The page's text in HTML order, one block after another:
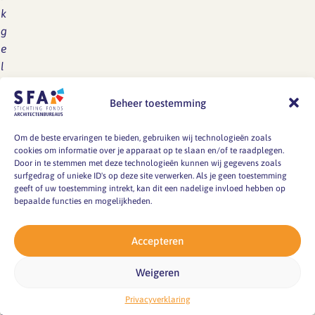
Beheer toestemming
Om de beste ervaringen te bieden, gebruiken wij technologieën zoals
cookies om informatie over je apparaat op te slaan en/of te raadplegen.
Door in te stemmen met deze technologieën kunnen wij gegevens zoals
surfgedrag of unieke ID's op deze site verwerken. Als je geen toestemming
geeft of uw toestemming intrekt, kan dit een nadelige invloed hebben op
bepaalde functies en mogelijkheden.
Accepteren
Weigeren
Privacyverklaring
k
g
e
l
is